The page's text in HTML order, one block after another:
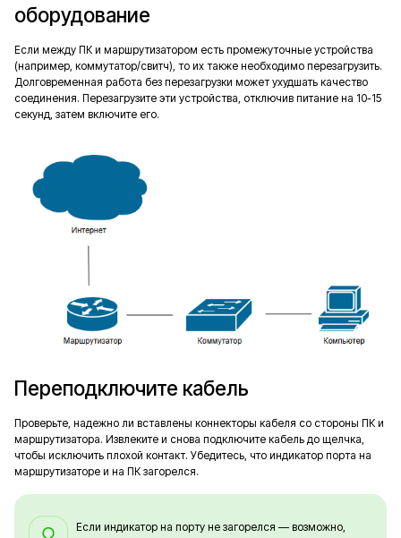
оборудование
Если между ПК и маршрутизатором есть промежуточные устройства
(например, коммутатор/свитч), то их также необходимо перезагрузить.
Долговременная работа без перезагрузки может ухудшать качество
соединения. Перезагрузите эти устройства, отключив питание на 10-15
секунд, затем включите его.
Переподключите кабель
Проверьте, надежно ли вставлены коннекторы кабеля со стороны ПК и
маршрутизатора. Извлеките и снова подключите кабель до щелчка,
чтобы исключить плохой контакт. Убедитесь, что индикатор порта на
маршрутизаторе и на ПК загорелся.
Если индикатор на порту не загорелся — возможно,